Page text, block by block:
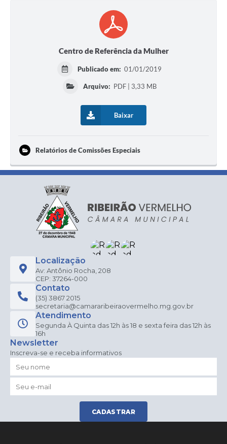
Centro de Referência da Mulher
Publicado em: 01/01/2019
Arquivo: PDF | 3,33 MB
Baixar
Relatórios de Comissões Especiais
Localização
Av: Antônio Rocha, 208
CEP: 37264-000
Contato
(35) 3867 2015
secretaria@camararibeiraovermelho.mg.gov.br
Atendimento
Segunda À Quinta das 12h às 18 e sexta feira das 12h às
16h
Newsletter
Inscreva-se e receba informativos
CADASTRAR